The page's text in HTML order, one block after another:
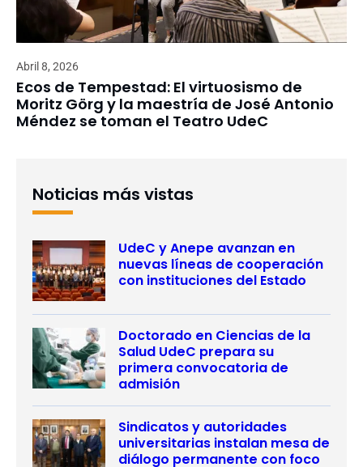
Abril 8, 2026
Ecos de Tempestad: El virtuosismo de
Moritz Görg y la maestría de José Antonio
Méndez se toman el Teatro UdeC
Noticias más vistas
UdeC y Anepe avanzan en
nuevas líneas de cooperación
con instituciones del Estado
Doctorado en Ciencias de la
Salud UdeC prepara su
primera convocatoria de
admisión
Sindicatos y autoridades
universitarias instalan mesa de
diálogo permanente con foco